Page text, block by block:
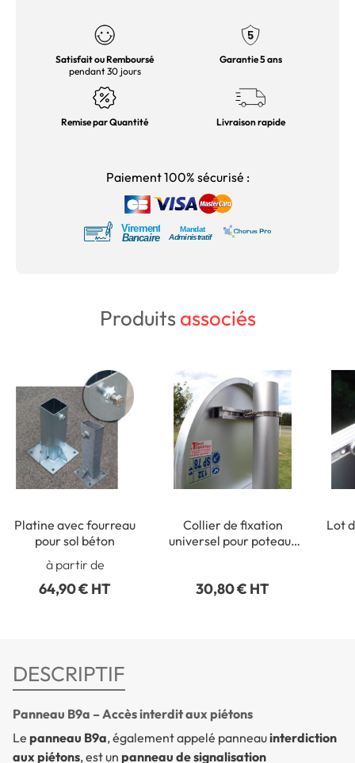
Satisfait ou Remboursé
pendant 30 jours
Garantie 5 ans
Remise par Quantité Livraison rapide
Paiement 100% sécurisé :
Produitsassociés
Platine avec fourreau
pour sol béton
à partir de
64,90 € HT
Collier de fixation
universel pour poteaux
30,80 € HT
Lot
DESCRIPTIF
Panneau B9a – Accès interdit aux piétons
Le panneau B9a, également appelé panneauinterdiction
aux piétons, est un panneau de signalisation